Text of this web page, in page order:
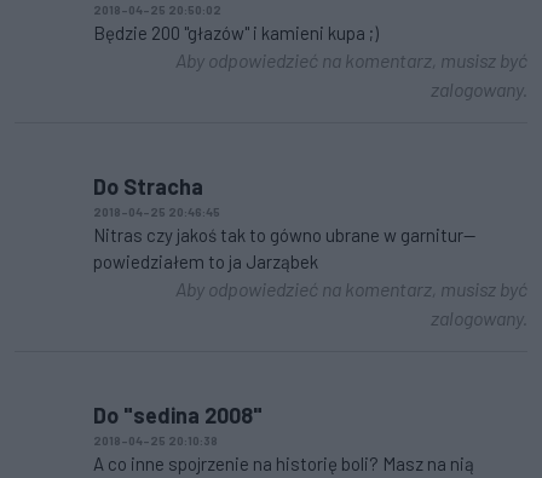
2018-04-25 20:50:02
Będzie 200 "głazów" i kamieni kupa ;)
Aby odpowiedzieć na komentarz, musisz być
zalogowany.
Do Stracha
2018-04-25 20:46:45
Nitras czy jakoś tak to gówno ubrane w garnitur--
powiedziałem to ja Jarząbek
Aby odpowiedzieć na komentarz, musisz być
zalogowany.
Do "sedina 2008"
2018-04-25 20:10:38
A co inne spojrzenie na historię boli? Masz na nią